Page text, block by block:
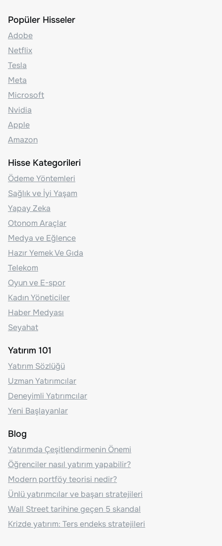
Popüler Hisseler
Adobe
Netflix
Tesla
Meta
Microsoft
Nvidia
Apple
Amazon
Hisse Kategorileri
Ödeme Yöntemleri
Sağlık ve İyi Yaşam
Yapay Zeka
Otonom Araçlar
Medya ve Eğlence
Hazır Yemek Ve Gıda
Telekom
Oyun ve E-spor
Kadın Yöneticiler
Haber Medyası
Seyahat
Yatırım 101
Yatırım Sözlüğü
Uzman Yatırımcılar
Deneyimli Yatırımcılar
Yeni Başlayanlar
Blog
Yatırımda Çeşitlendirmenin Önemi
Öğrenciler nasıl yatırım yapabilir?
Modern portföy teorisi nedir?
Ünlü yatırımcılar ve başarı stratejileri
Wall Street tarihine geçen 5 skandal
Krizde yatırım: Ters endeks stratejileri